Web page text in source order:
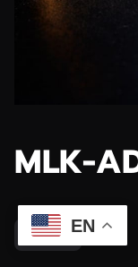
MLK-
$59.99 EN